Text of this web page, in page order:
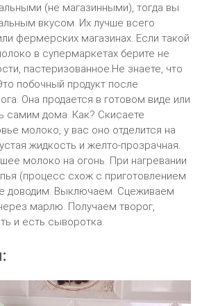
(не магазинными), тогда вы
вкусом. Их лучше всего
фермерских магазинах. Если такой
в супермаркетах берите не
пастеризованное.Не знаете, что
побочный продукт после
Она продается в готовом виде или
самим дома. Как? Скисаете
молоко, у вас оно отделится на
жидкость и желто-прозрачная.
молоко на огонь. При нагревании
(процесс схож с приготовлением
доводим. Выключаем. Сцеживаем
марлю. Получаем творог,
и есть сыворотка.